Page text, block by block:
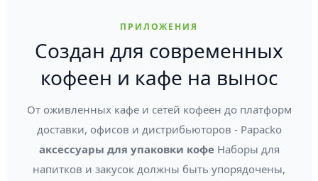
ПРИЛОЖЕНИЯ
Создан для современных
кофеен и кафе на вынос
От оживленных кафе и сетей кофеен до платформ
доставки, офисов и дистрибьюторов - Papacko
аксессуары для упаковки кофеНаборы для
напитков и закусок должны быть упорядочены,